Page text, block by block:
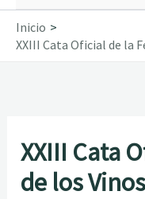
Inicio
XXIII Cata Oficial de la
XXIII Cata
de los